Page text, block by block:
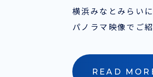
横浜みなとみらい
パノラマ映像でご紹
READ